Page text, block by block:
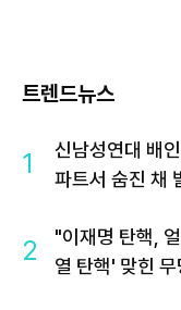
트렌드뉴스
1
신남성연대 배
파트서 숨진 채
2
"이재명 탄핵,
열 탄핵' 맞힌